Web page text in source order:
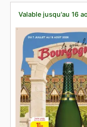
Valable jusqu'au 16